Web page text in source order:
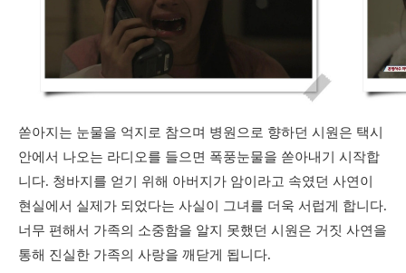
쏟아지는 눈물을 억지로 참으며 병원으로 향하던 시원은 택시
안에서 나오는 라디오를 들으면 폭풍눈물을 쏟아내기 시작합
니다. 청바지를 얻기 위해 아버지가 암이라고 속였던 사연이
현실에서 실제가 되었다는 사실이 그녀를 더욱 서럽게 합니다.
너무 편해서 가족의 소중함을 알지 못했던 시원은 거짓 사연을
통해 진실한 가족의 사랑을 깨닫게 됩니다.